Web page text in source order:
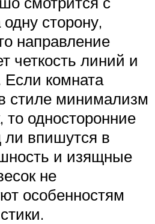
сторону,
направление
четкость линий и
комната
стиле минимализм
то односторонние
впишутся в
и изящные
не
особенностям